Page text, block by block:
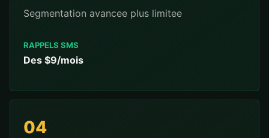
Segmentation avancee plus limitee
RAPPELS SMS
Des $9/mois
04